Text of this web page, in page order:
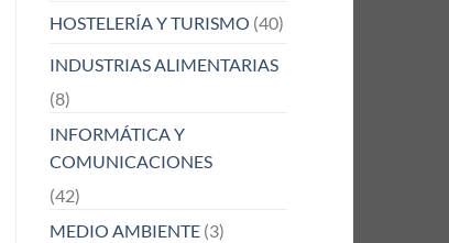
HOSTELERÍA Y TURISMO (40)
INDUSTRIAS ALIMENTARIAS
(8)
INFORMÁTICA Y
COMUNICACIONES
(42)
MEDIO AMBIENTE(3)